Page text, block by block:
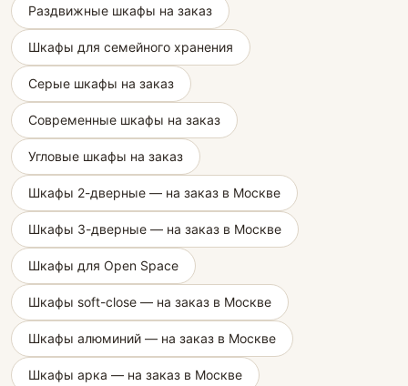
Раздвижные шкафы на заказ
Шкафы для семейного хранения
Серые шкафы на заказ
Современные шкафы на заказ
Угловые шкафы на заказ
Шкафы 2-дверные — на заказ в Москве
Шкафы 3-дверные — на заказ в Москве
Шкафы для Open Space
Шкафы soft-close — на заказ в Москве
Шкафы алюминий — на заказ в Москве
Шкафы арка — на заказ в Москве